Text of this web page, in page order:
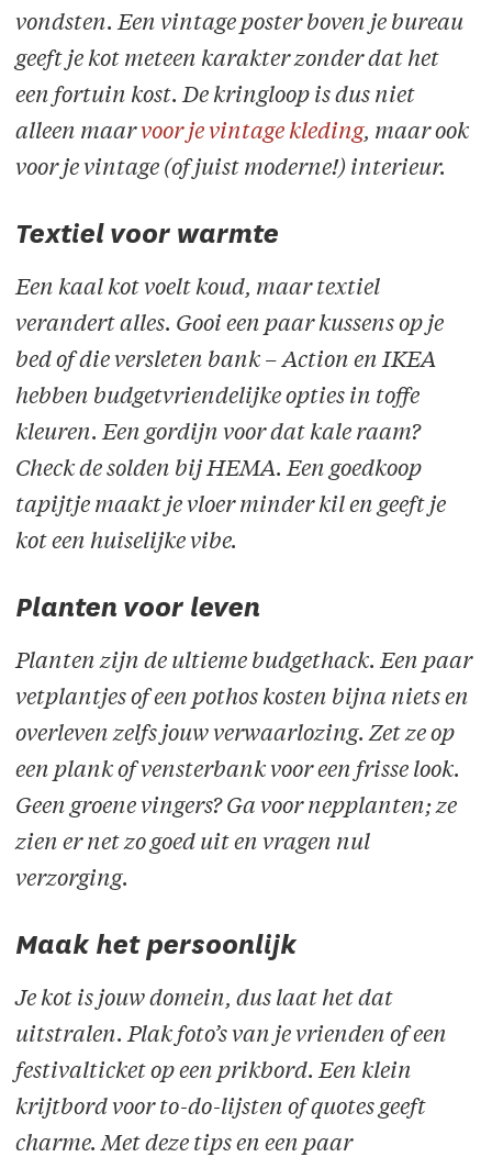
vondsten. Een vintage poster boven je bureau
geeft je kot meteen karakter zonder dat het
een fortuin kost. De kringloop is dus niet
alleen maarvoor je vintage kleding, maar ook
voor je vintage (of juist moderne!) interieur.
Textiel voor warmte
Een kaal kot voelt koud, maar textiel
verandert alles. Gooi een paar kussens op je
bed of die versleten bank – Action en IKEA
hebben budgetvriendelijke opties in toffe
kleuren. Een gordijn voor dat kale raam?
Check de solden bij HEMA. Een goedkoop
tapijtje maakt je vloer minder kil en geeft je
kot een huiselijke vibe.
Planten voor leven
Planten zijn de ultieme budgethack. Een paar
vetplantjes of een pothos kosten bijna niets en
overleven zelfs jouw verwaarlozing. Zet ze op
een plank of vensterbank voor een frisse look.
Geen groene vingers? Ga voor nepplanten; ze
zien er net zo goed uit en vragen nul
verzorging.
Maak het persoonlijk
Je kot is jouw domein, dus laat het dat
uitstralen. Plak foto’s van je vrienden of een
festivalticket op een prikbord. Een klein
krijtbord voor to-do-lijsten of quotes geeft
charme. Met deze tips en een paar